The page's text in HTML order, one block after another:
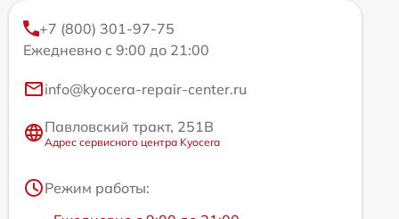
+7 (800) 301-97-75
Ежедневно с 9:00 до 21:00
info@kyocera-repair-center.ru
Павловский тракт, 251В
Адрес сервисного центра Kyocera
Режим работы: